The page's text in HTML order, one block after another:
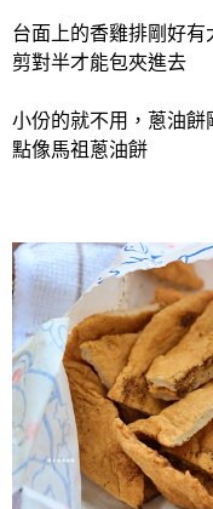
台面上的香雞排剛好
剪對半才能包夾進去
小份的就不用，蔥油餅
點像馬祖蔥油餅